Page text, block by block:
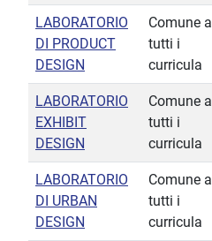
LABORATORIO
DI PRODUCT
DESIGN
Comune a
tutti i
curricula
LABORATORIO
EXHIBIT
DESIGN
Comune a
tutti i
curricula
LABORATORIO
DI URBAN
DESIGN
Comune a
tutti i
curricula